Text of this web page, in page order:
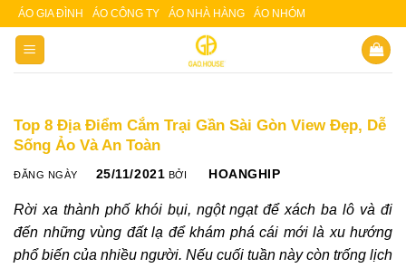
Skip
content
ÁO GIA ĐÌNH ÁO CÔNG TY ÁO NHÀ HÀNG ÁO NHÓM
Top 8 Địa Điểm Cắm Trại Gần Sài Gòn View Đẹp, Dễ
Sống Ảo Và An Toàn
ĐĂNG NGÀY 25/11/2021 BỞI HOANGHIP
Rời xa thành phố khói bụi, ngột ngạt để xách ba lô và đi
đến những vùng đất lạ để khám phá cái mới là xu hướng
phổ biến của nhiều người. Nếu cuối tuần này còn trống lịch